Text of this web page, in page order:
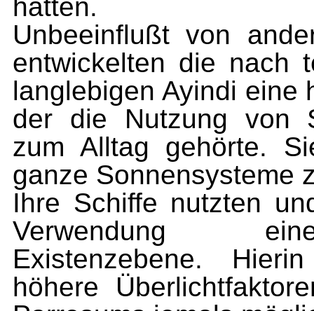
hatten.
Unbeeinflußt von
entwickelten die nach
langlebigen Ayindi eine
der die Nutzung von
zum Alltag gehörte.
ganze Sonnensysteme
Ihre Schiffe nutzten
Verwendung
Existenzebene.
höhere